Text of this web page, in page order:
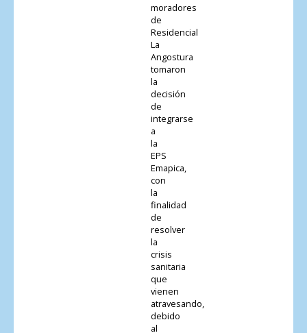
moradores
de
Residencial
La
Angostura
tomaron
la
decisión
de
integrarse
a
la
EPS
Emapica,
con
la
finalidad
de
resolver
la
crisis
sanitaria
que
vienen
atravesando,
debido
al